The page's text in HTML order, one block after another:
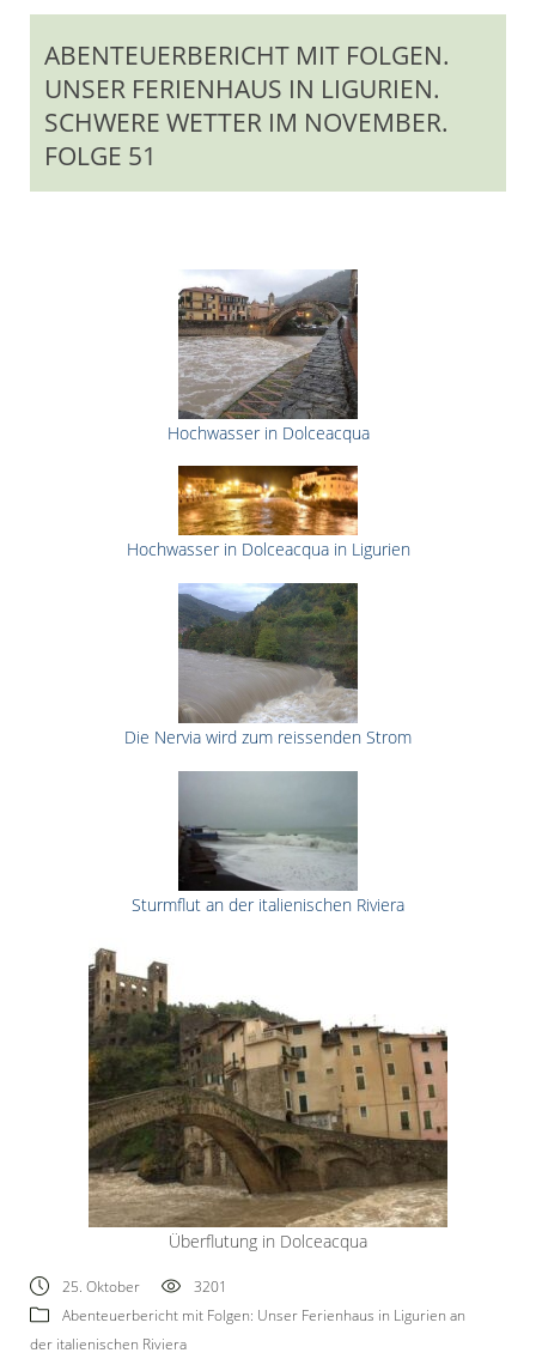
ABENTEUERBERICHT MIT FOLGEN.
UNSER FERIENHAUS IN LIGURIEN.
SCHWERE WETTER IM NOVEMBER.
FOLGE 51
Hochwasser in Dolceacqua
Hochwasser in Dolceacqua in Ligurien
Die Nervia wird zum reissenden Strom
Sturmflut an der italienischen Riviera
Überflutung in Dolceacqua
25. Oktober
3201
Abenteuerbericht mit Folgen: Unser Ferienhaus in Ligurien an
der italienischen Riviera